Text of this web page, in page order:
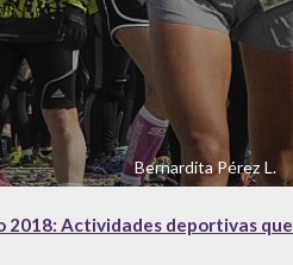
Bernardita Pérez L.
2018: Actividades deportivas